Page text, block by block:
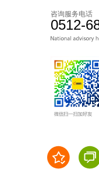
咨询服务电话
0512-